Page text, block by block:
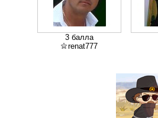
3 балла
renat777